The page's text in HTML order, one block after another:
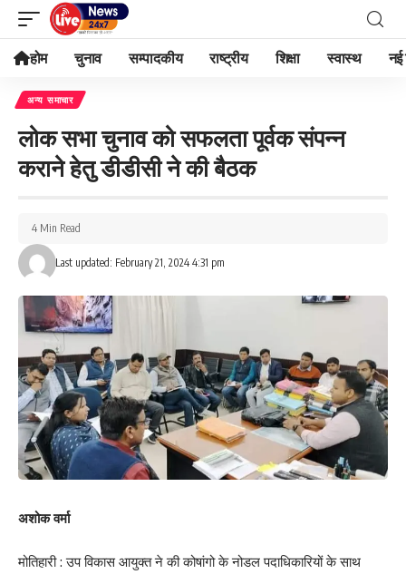
होम चुनाव सम्पादकीय राष्ट्रीय शिक्षा स्वास्थ नई
अन्य समाचार
लोक सभा चुनाव को सफलता पूर्वक संपन्न
कराने हेतु डीडीसी ने की बैठक
Last updated: February 21, 2024 4:31 pm
4 Min Read
अशोक वर्मा
मोतिहारी : उप विकास आयुक्त ने की कोषांगो के नोडल पदाधिकारियों के साथ